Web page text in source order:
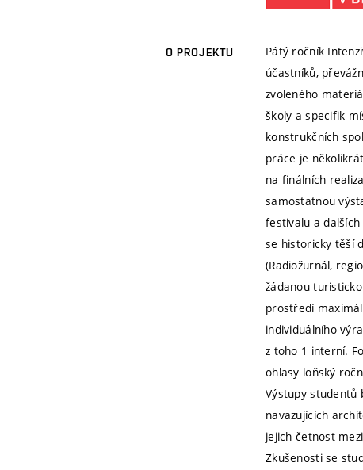
O PROJEKTU
Pátý ročník
účastníků,
zvoleného
školy a specifik
konstrukčních
práce je
na finálních
samostatnou
festivalu a
se historicky těší
(Radiožurnál,
žádanou
prostředí
individuálního
z toho 1 interní.
ohlasy loňský
Výstupy studentů
navazujících
jejich četnost
Zkušenosti se